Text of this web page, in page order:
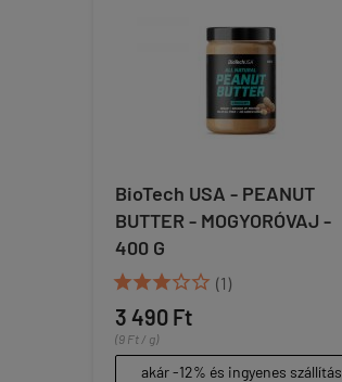
BioTech USA - PEANUT
BUTTER - MOGYORÓVAJ -
400 G
 (1)
3 490 Ft
(9 Ft / g)
akár -12% és ingyenes szállítás